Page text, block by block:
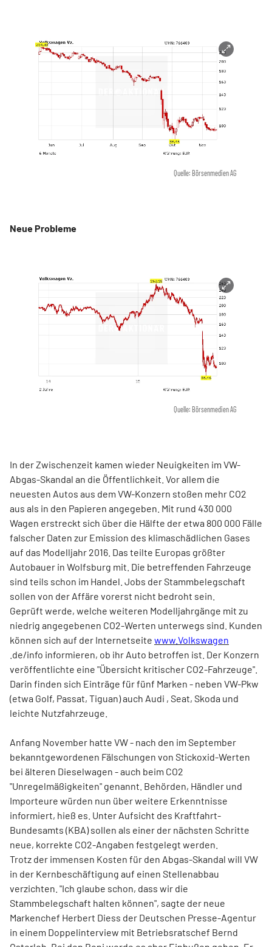
Quelle: Börsenmedien AG
Neue Probleme
Quelle: Börsenmedien AG
In der Zwischenzeit kamen wieder Neuigkeiten im VW-
Abgas-Skandal an die Öffentlichkeit. Vor allem die
neuesten Autos aus dem VW-Konzern stoßen mehr CO2
aus als in den Papieren angegeben. Mit rund 430 000
Wagen erstreckt sich über die Hälfte der etwa 800 000 Fälle
falscher Daten zur Emission des klimaschädlichen Gases
auf das Modelljahr 2016. Das teilte Europas größter
Autobauer in Wolfsburg mit. Die betreffenden Fahrzeuge
sind teils schon im Handel. Jobs der Stammbelegschaft
sollen von der Affäre vorerst nicht bedroht sein.
Geprüft werde, welche weiteren Modelljahrgänge mit zu
niedrig angegebenen CO2-Werten unterwegs sind. Kunden
können sich auf der Internetseite www.Volkswagen
.de/info informieren, ob ihr Auto betroffen ist. Der Konzern
veröffentlichte eine "Übersicht kritischer CO2-Fahrzeuge".
Darin finden sich Einträge für fünf Marken - neben VW-Pkw
(etwa Golf, Passat, Tiguan) auch Audi , Seat, Skoda und
leichte Nutzfahrzeuge.
Anfang November hatte VW- nach den im September
bekanntgewordenen Fälschungen von Stickoxid-Werten
bei älteren Dieselwagen - auch beim CO2
"Unregelmäßigkeiten" genannt. Behörden, Händler und
Importeure würden nun über weitere Erkenntnisse
informiert, hieß es. Unter Aufsicht des Kraftfahrt-
Bundesamts (KBA) sollen als einer der nächsten Schritte
neue, korrekte CO2-Angaben festgelegt werden.
Trotz der immensen Kosten für den Abgas-Skandal will VW
in der Kernbeschäftigung auf einen Stellenabbau
verzichten. "Ich glaube schon, dass wir die
Stammbelegschaft halten können", sagte der neue
Markenchef Herbert Diess der Deutschen Presse-Agentur
in einem Doppelinterview mit Betriebsratschef Bernd